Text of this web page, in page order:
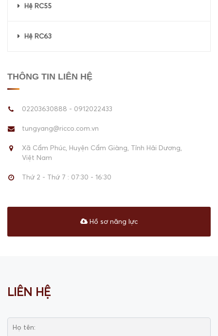
Hệ RC55
Hệ RC63
THÔNG TIN LIÊN HỆ
02203630888 - 0912022433
tungyang@ricco.com.vn
Xã Cẩm Phúc, Huyện Cẩm Giàng, Tỉnh Hải Dương,
Việt Nam
Thứ 2 - Thứ 7 : 07:30 - 16:30
Hồ sơ năng lực
LIÊN HỆ